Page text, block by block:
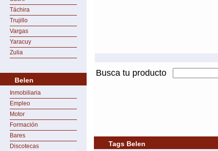
Táchira
Trujillo
Vargas
Yaracuy
Zulia
Belen
Inmobiliaria
Empleo
Motor
Formación
Bares
Discotecas
Busca tu producto
Tags Belen